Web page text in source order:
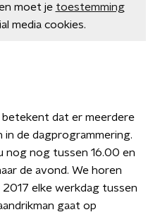
moet je toestemming
media cookies.
betekent dat er meerdere
de dagprogrammering.
nog nog tussen 16.00 en
de avond. We horen
elke werkdag tussen
gaat op